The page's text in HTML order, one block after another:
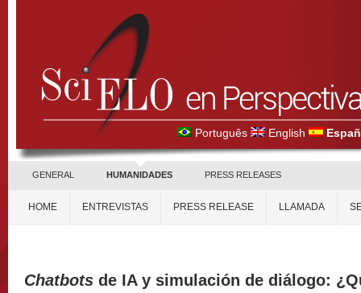
Português English
GENERAL HUMANIDADES PRESS RELEASES
HOME ENTREVISTAS PRESS RELEASE LLAMADA
Chatbots de IA y simulación de diálogo: